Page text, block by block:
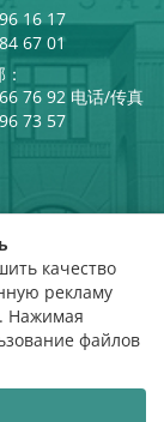
16 17
67 01
：
76 92 电话/传真
73 57
门户网站
评级评估
качество
рекламу
Нажимая
файлов